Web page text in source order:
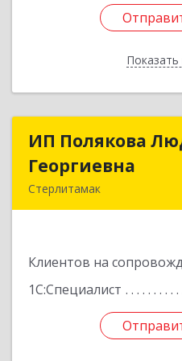
ИП Полякова
Георгиевна
Стерлитамак
Клиентов на
1С:Специалист
ИП